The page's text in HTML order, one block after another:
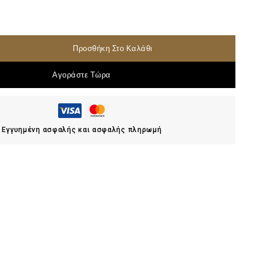
Προσθήκη Στο Καλάθι
Αγοράστε Τώρα
Εγγυημένη ασφαλής και ασφαλής πληρωμή